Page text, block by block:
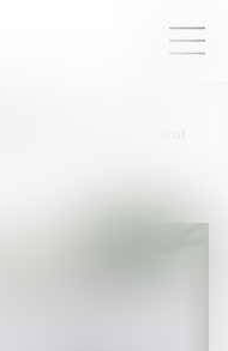
pour revendiquer le statut